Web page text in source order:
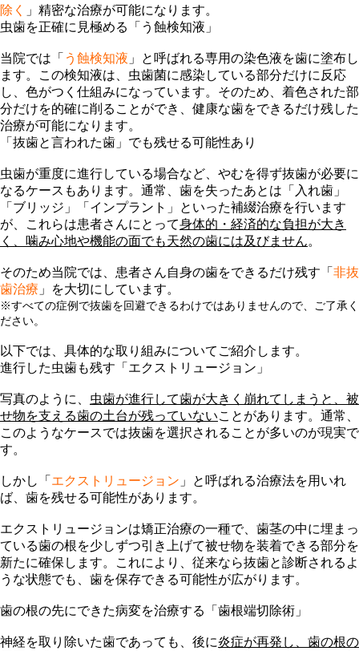
除く
」精密な治療が可能になります。
虫歯を正確に見極める「う蝕検知液」
当院では「 う蝕検知液 」と呼ばれる専用の染色液を歯に塗布し
ます。この検知液は、 虫歯菌に感染している部分だけに反応
し、 色がつく仕組みになっています。そのため、着色された部
分だけを的確に削ることができ、健康な歯をできるだけ残した
治療が可能になります。
「抜歯と言われた歯」でも残せる可能性あり
虫歯が重度に進行している場合など、やむを得ず抜歯が必要に
なるケースもあります。通常、歯を失ったあとは「 入れ歯 」
「 ブリッジ 」「 インプラント 」といった補綴治療を行います
が、これらは患者さんにとって身体的・経済的な負担が大き
く、噛み心地や機能の面でも天然の歯には及びません。
そのため当院では、患者さん自身の歯をできるだけ残す「 非抜
歯治療 」を大切にしています。
※すべての症例で抜歯を回避できるわけではありませんので、ご了承く
ださい。
以下では、具体的な取り組みについてご紹介します。
進行した虫歯も残す「エクストリュージョン」
写真のように、 虫歯が進行して歯が大きく崩れてしまうと、 被
せ物を支える歯の土台が残っていないことがあります。通常、
このようなケースでは抜歯を選択されることが多いのが現実で
す。
しかし「 エクストリュージョン 」と呼ばれる治療法を用いれ
ば、歯を残せる可能性があります。
エクストリュージョンは矯正治療の一種で、 歯茎の中に埋まっ
ている歯の根を少しずつ引き上げて被せ物を装着できる部分を
新たに確保 します。これにより、従来なら抜歯と診断されるよ
うな状態でも、歯を保存できる可能性が広がります。
歯の根の先にできた病変を治療する「歯根端切除術」
神経を取り除いた歯であっても、後に炎症が再発し、 歯の根の